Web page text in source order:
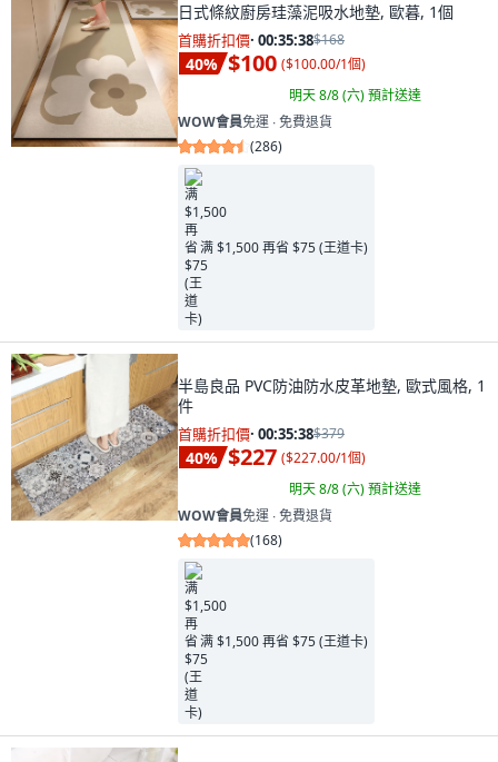
日式條紋廚房珪藻泥吸水地墊, 歐暮, 1個
首購折扣價· 00:35:37$168
40% $100 ($100.00/1個)
明天 8/8 (六)預計送達
WOW會員免運 ∙ 免費退貨
(286)
满 $1,500 再省 $75 (王道卡)
半島良品 PVC防油防水皮革地墊, 歐式風格, 1
件
首購折扣價· 00:35:37$379
40% $227 ($227.00/1個)
明天 8/8 (六)預計送達
WOW會員免運 ∙ 免費退貨
(168)
满 $1,500 再省 $75 (王道卡)